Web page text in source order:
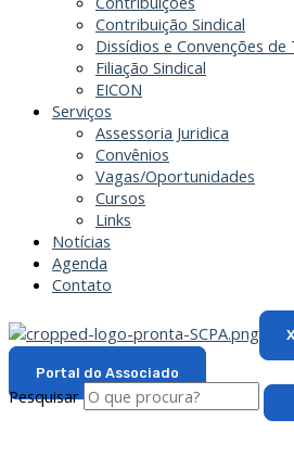
Contribuição Sindical
Dissídios e Convenções de
Filiação Sindical
EICON
Serviços
Assessoria Juridica
Convênios
Vagas/Oportunidades
Cursos
Links
Notícias
Agenda
Contato
X
Portal do Associado
Pesquisar